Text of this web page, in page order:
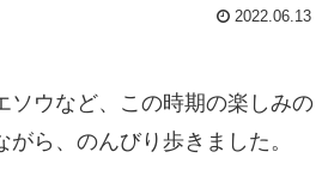
2022.06.13
ウなど、この時期の楽しみの
ら、のんびり歩きました。